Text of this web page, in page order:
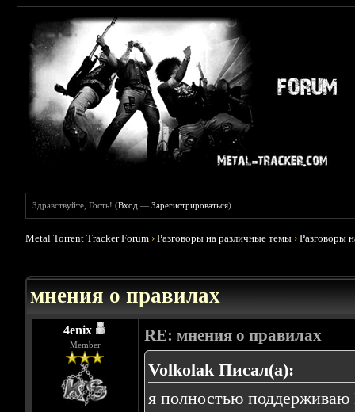
Здравствуйте, Гость! (Вход —Зарегистрироваться)
Metal Torrent Tracker Forum ›Разговоры на различные темы ›Разговоры
мнения о правилах
4enix
Member
RE: мнения о правилах
Volkolak Писал(а):
я полностью